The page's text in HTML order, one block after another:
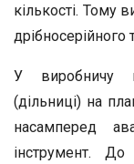
кількості. Тому
У виробничу
(дільниці) на
насамперед
інструмент. До